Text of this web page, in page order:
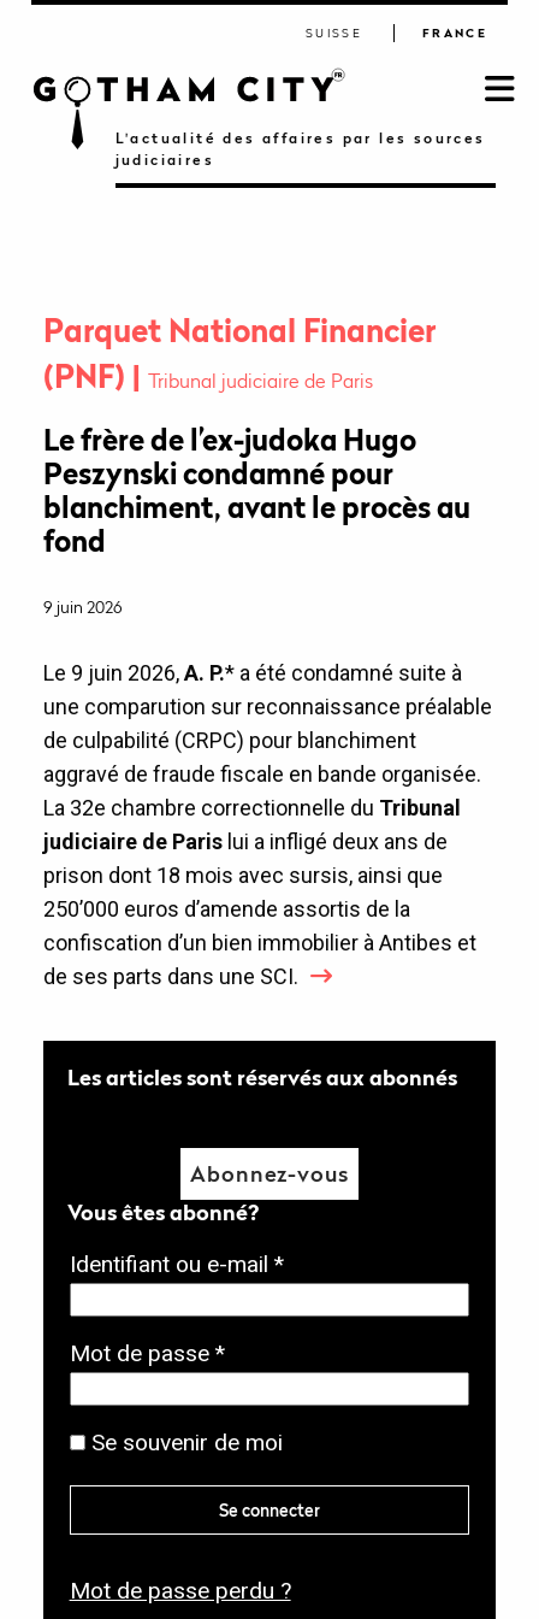
L'actualité des affaires par les sources
judiciaires
SUISSE FRANCE
Parquet National Financier
(PNF)
Tribunal judiciaire de Paris
Le frère de l’ex-judoka Hugo
Peszynski condamné pour
blanchiment, avant le procès au
fond
9 juin 2026
Le 9 juin 2026,A. P.* a été condamné suite à
une comparution sur reconnaissance préalable
de culpabilité (CRPC) pour blanchiment
aggravé de fraude fiscale en bande organisée.
La 32e chambre correctionnelle du Tribunal
judiciaire de Parislui a infligé deux ans de
prison dont 18 mois avec sursis, ainsi que
250’000 euros d’amende assortis de la
confiscation d’un bien immobilier à Antibes et
de ses parts dans une SCI.
Les articles sont réservés aux abonnés
Abonnez-vous
Vous êtes abonné?
Identifiant ou e-mail *O
i
g
t
o
r
Mot de passe *O
g
a
o
Se souvenir de moi
Se connecter
Mot de passe perdu ?